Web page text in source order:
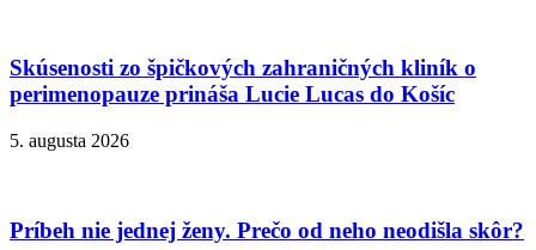
Skúsenosti zo špičkových zahraničných kliník o
perimenopauze prináša Lucie Lucas do Košíc
5. augusta 2026
Príbeh nie jednej ženy. Prečo od neho neodišla skôr?